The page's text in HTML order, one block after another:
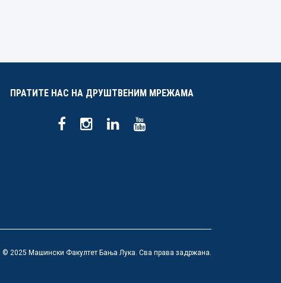
ПРАТИТЕ НАС НА ДРУШТВЕНИМ МРЕЖАМА
© 2025 Машински Факултет Бања Лука. Сва права задржана.